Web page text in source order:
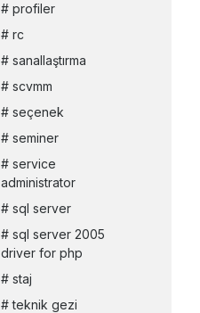
profiler
rc
sanallaştırma
scvmm
seçenek
seminer
service
administrator
sql server
sql server 2005
driver for php
staj
teknik gezi